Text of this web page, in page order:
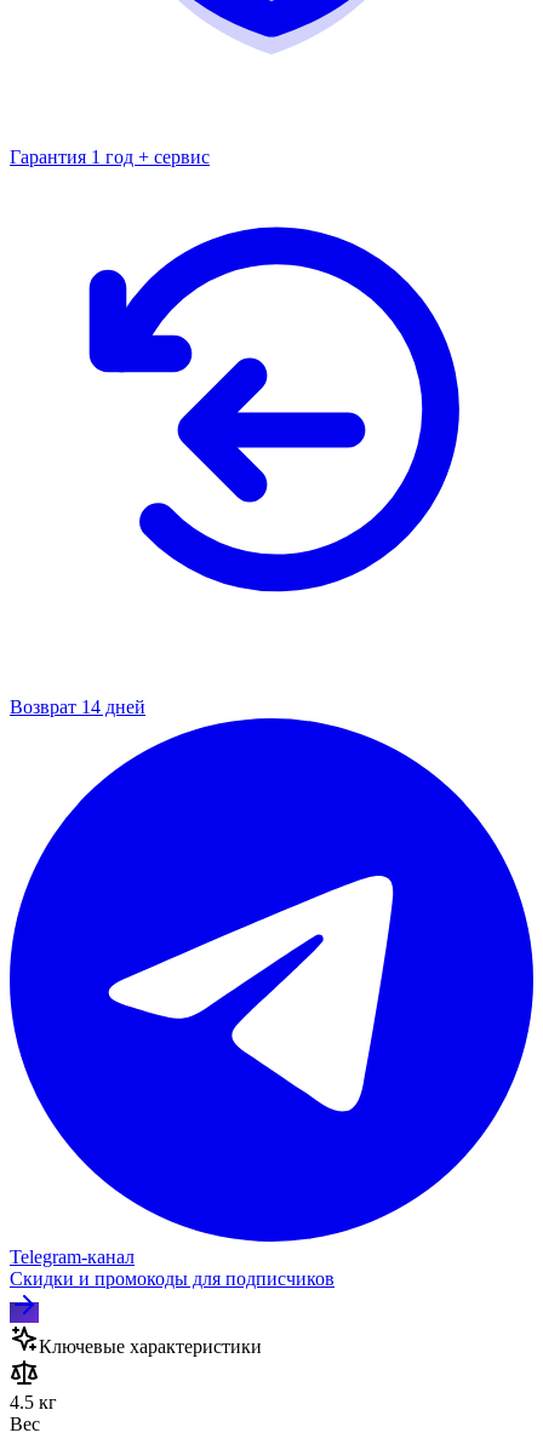
Гарантия 1 год + сервис
Возврат 14 дней
Telegram‑канал
Скидки и промокоды для подписчиков
Ключевые характеристики
4.5 кг
Вес